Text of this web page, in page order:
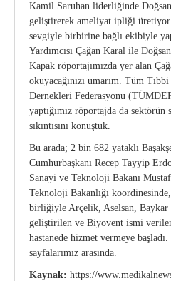
Kamil Saruhan liderliğinde
geliştirerek ameliyat ipliği
sevgiyle birbirine bağlı ekibiyle
Yardımcısı Çağan Karal ile
Kapak röportajımızda yer alan
okuyacağınızı umarım. Tüm
Dernekleri Federasyonu
yaptığımız röportajda da sektörün
sıkıntısını konuştuk.
Bu arada; 2 bin 682 yataklı
Cumhurbaşkanı Recep Tayyip
Sanayi ve Teknoloji Bakanı
Teknoloji Bakanlığı koordinesinde,
birliğiyle Arçelik, Aselsan, Baykar
geliştirilen ve Biyovent ismi
hastanede hizmet vermeye
sayfalarımız arasında.
Kaynak: https://